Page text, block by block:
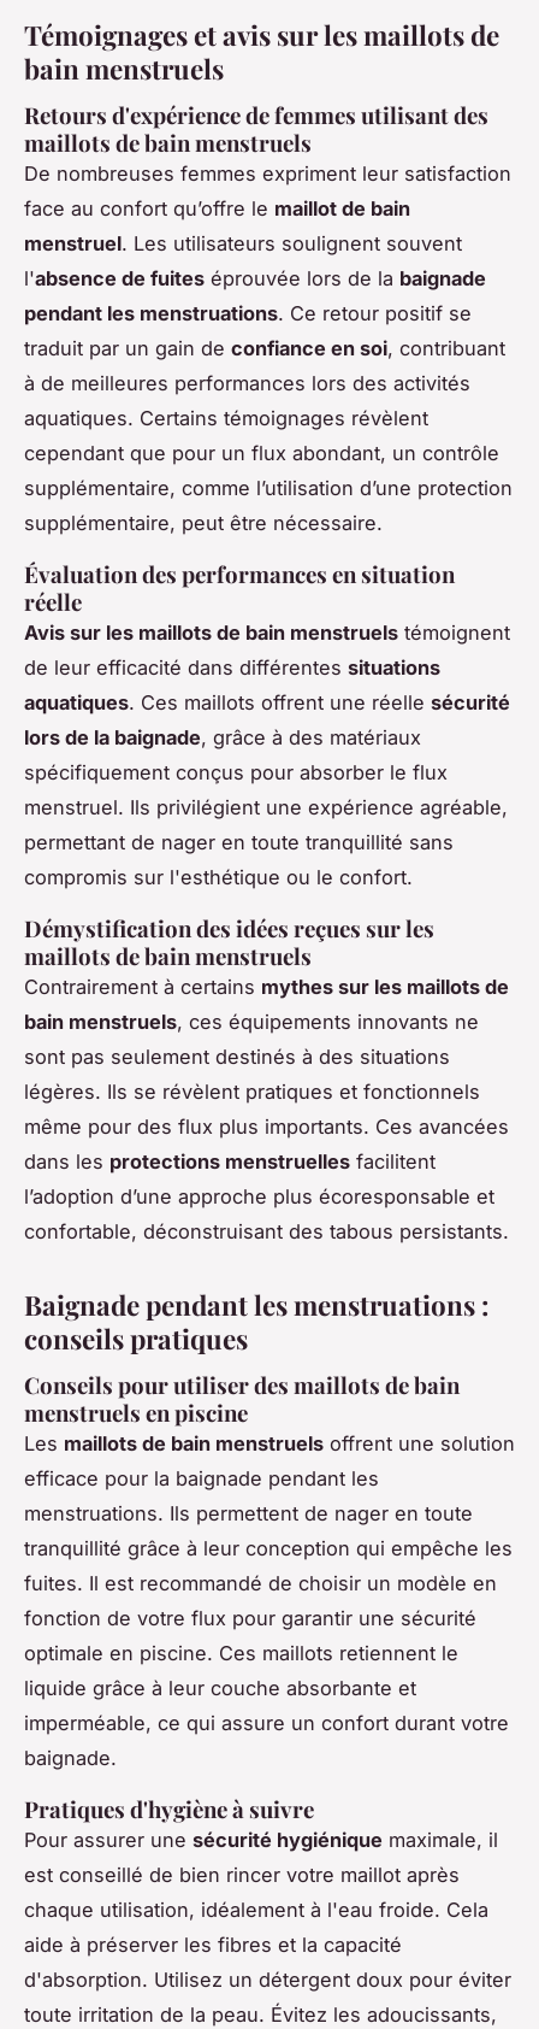
Témoignages et avis sur les maillots de
bain menstruels
Retours d'expérience de femmes utilisant des
maillots de bain menstruels
De nombreuses femmes expriment leur satisfaction
face au confort qu’offre le maillot de bain
menstruel. Les utilisateurs soulignent souvent
l'absence de fuites éprouvée lors de la baignade
pendant les menstruations. Ce retour positif se
traduit par un gain de confiance en soi, contribuant
à de meilleures performances lors des activités
aquatiques. Certains témoignages révèlent
cependant que pour un flux abondant, un contrôle
supplémentaire, comme l’utilisation d’une protection
supplémentaire, peut être nécessaire.
Évaluation des performances en situation
réelle
Avis sur les maillots de bain menstruels témoignent
de leur efficacité dans différentes situations
aquatiques. Ces maillots offrent une réelle sécurité
lors de la baignade, grâce à des matériaux
spécifiquement conçus pour absorber le flux
menstruel. Ils privilégient une expérience agréable,
permettant de nager en toute tranquillité sans
compromis sur l'esthétique ou le confort.
Démystification des idées reçues sur les
maillots de bain menstruels
Contrairement à certains mythes sur les maillots de
bain menstruels, ces équipements innovants ne
sont pas seulement destinés à des situations
légères. Ils se révèlent pratiques et fonctionnels
même pour des flux plus importants. Ces avancées
dans les protections menstruelles facilitent
l’adoption d’une approche plus écoresponsable et
confortable, déconstruisant des tabous persistants.
Baignade pendant les menstruations :
conseils pratiques
Conseils pour utiliser des maillots de bain
menstruels en piscine
Les maillots de bain menstruels offrent une solution
efficace pour la baignade pendant les
menstruations. Ils permettent de nager en toute
tranquillité grâce à leur conception qui empêche les
fuites. Il est recommandé de choisir un modèle en
fonction de votre flux pour garantir une sécurité
optimale en piscine. Ces maillots retiennent le
liquide grâce à leur couche absorbante et
imperméable, ce qui assure un confort durant votre
baignade.
Pratiques d'hygiène à suivre
Pour assurer une sécurité hygiénique maximale, il
est conseillé de bien rincer votre maillot après
chaque utilisation, idéalement à l'eau froide. Cela
aide à préserver les fibres et la capacité
d'absorption. Utilisez un détergent doux pour éviter
toute irritation de la peau. Évitez les adoucissants,